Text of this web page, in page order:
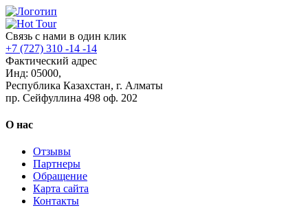
Связь с нами в один клик
+7 (727) 310 -14 -14
Фактический адрес
Инд: 05000,
Республика Казахстан, г. Алматы
пр. Сейфуллина 498 оф. 202
О нас
Отзывы
Партнеры
Обращение
Карта сайта
Контакты